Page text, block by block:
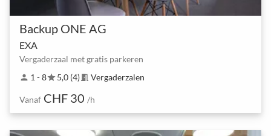
Backup ONE AG
EXA
Vergaderzaal met gratis parkeren
person 1 - 8star5,0 (4) meeting_room Vergaderzalen
Vanaf CHF 30 /h